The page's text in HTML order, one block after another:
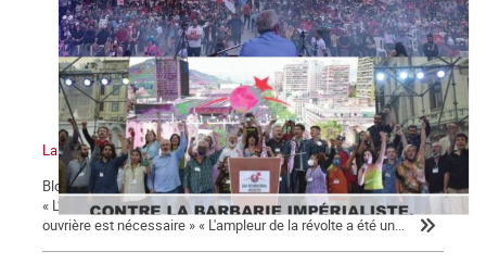
La Commune n°130
Bloc-notes la Commune n°130 17 octobre 1961 : un crime d'État !
« L’irruption d’un mouvement de masse mené par la classe
ouvrière est nécessaire » « L'ampleur de la révolte a été un...